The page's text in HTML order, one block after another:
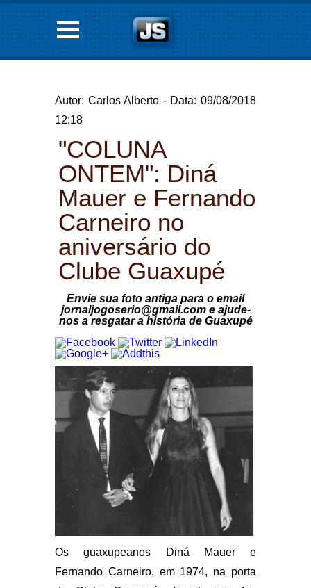
Autor: Carlos Alberto - Data: 09/08/2018
12:18
"COLUNA
ONTEM": Diná
Mauer e Fernando
Carneiro no
aniversário do
Clube Guaxupé
Envie sua foto antiga para o email
jornaljogoserio@gmail.com e ajude-
nos a resgatar a história de Guaxupé
Os guaxupeanos Diná Mauer e
Fernando Carneiro, em 1974, na porta